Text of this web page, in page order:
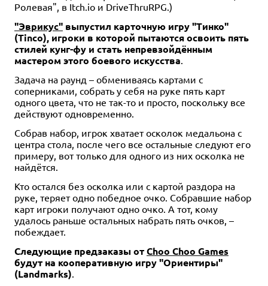
Ролевая", в Itch.io и DriveThruRPG.)
"Эврикус" выпустил карточную игру "Тинко"
(Тinco), игроки в которой пытаются освоить пять
стилей кунг-фу и стать непревзойдённым
мастером этого боевого искусства.
Задача на раунд – обмениваясь картами с
соперниками, собрать у себя на руке пять карт
одного цвета, что не так-то и просто, поскольку все
действуют одновременно.
Собрав набор, игрок хватает осколок медальона с
центра стола, после чего все остальные следуют его
примеру, вот только для одного из них осколка не
найдётся.
Кто остался без осколка или с картой раздора на
руке, теряет одно победное очко. Собравшие набор
карт игроки получают одно очко. А тот, кому
удалось раньше остальных набрать пять очков, –
побеждает.
Следующие предзаказы отChoo Choo Games
будут на кооперативную игру "Ориентиры"
(Landmarks).